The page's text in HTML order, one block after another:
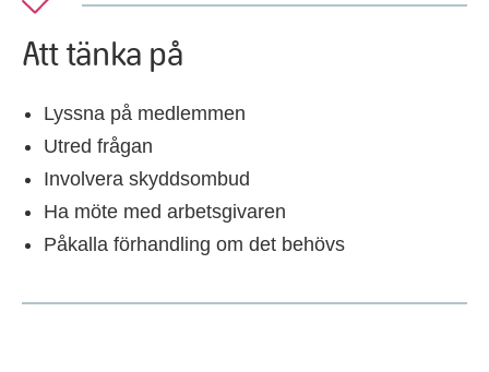
Att tänka på
Lyssna på medlemmen
Utred frågan
Involvera skyddsombud
Ha möte med arbetsgivaren
Påkalla förhandling om det behövs